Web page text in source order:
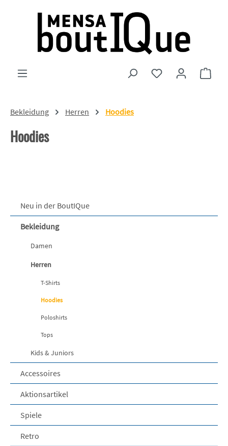
Zum Hauptinhalt springen
Du hast 0
Bekleidung Herren Hoodies
Hoodies
Neu in der BoutIQue
Bekleidung
Damen
Herren
T-Shirts
Hoodies
Poloshirts
Tops
Kids & Juniors
Accessoires
Aktionsartikel
Spiele
Retro